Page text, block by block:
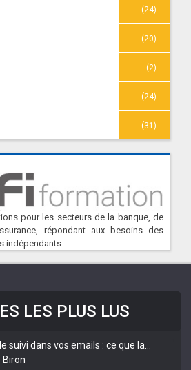
(24)
(20)
(2)
(24)
(31)
pour les secteurs de la banque, de
répondant aux besoins des
indépendants.
LES PLUS LUS
suivi dans vos emails : ce que la…
Biron